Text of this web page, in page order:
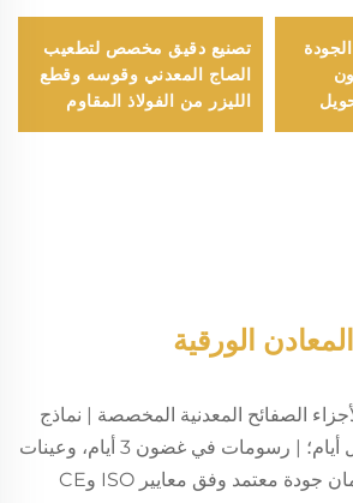
تصنيع دقيق مخصص لتطعيب
الصاج المعدني وقوسه وقطع
الليزر من الفولاذ المقاوم
للصدأ والنحاس والألومنيوم
الورقية
الصفائح المعدنية المخصصة | نماذج
أولية وأجزاء إنتاج خلال أيام؛ | رسومات في غضون 3 أيام، وعينات